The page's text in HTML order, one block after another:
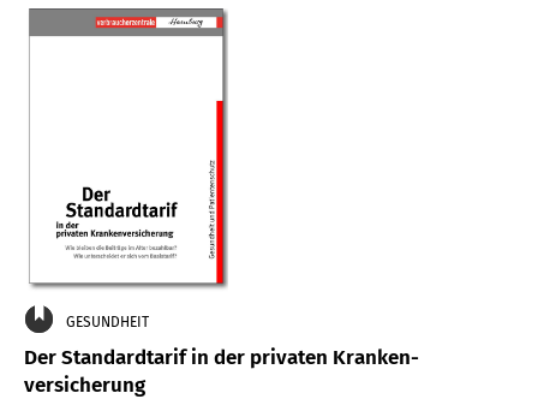
GESUNDHEIT
Der Standard­tarif in der privaten Kranken­
versicherung